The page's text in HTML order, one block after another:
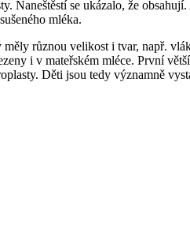
Naneštěstí se ukázalo, že
mléka.
různou velikost i tvar, např.
i v mateřském mléce. První
Děti jsou tedy významně